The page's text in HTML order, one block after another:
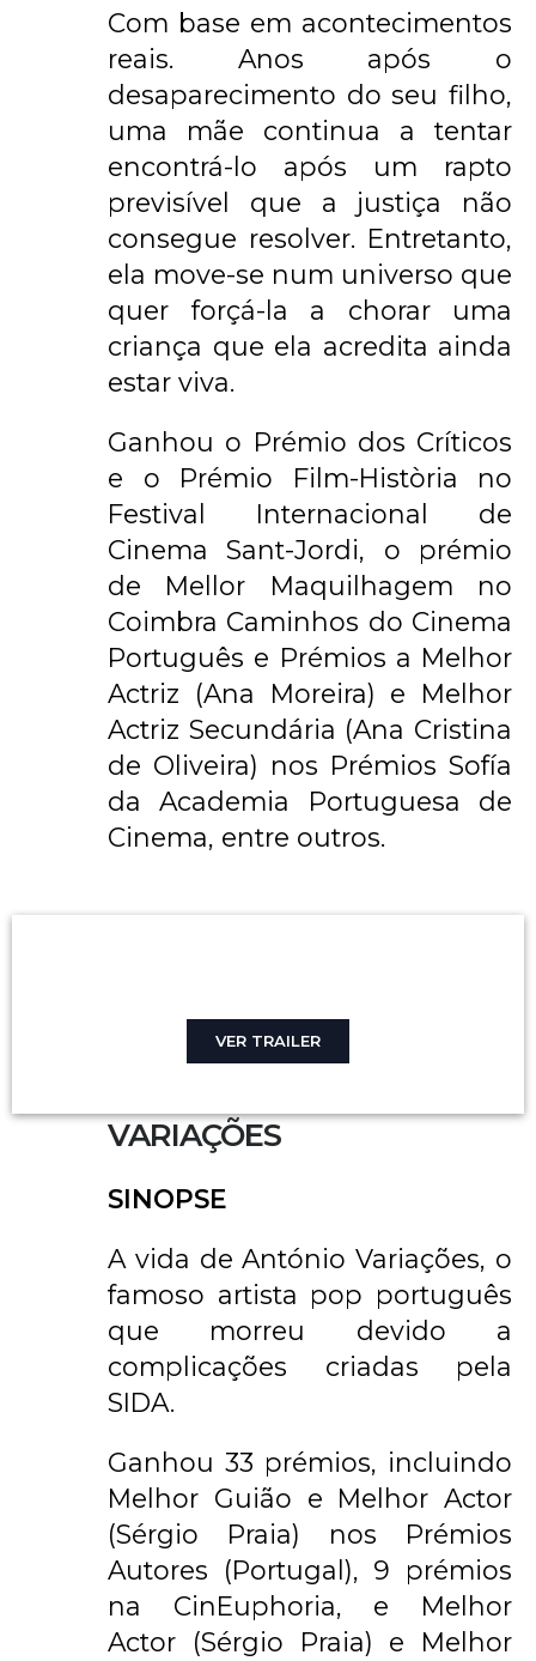
Com base em acontecimentos
reais. Anos após o
desaparecimento do seu filho,
uma mãe continua a tentar
encontrá-lo após um rapto
previsível que a justiça não
consegue resolver. Entretanto,
ela move-se num universo que
quer forçá-la a chorar uma
criança que ela acredita ainda
estar viva.
Ganhou o Prémio dos Críticos
e o Prémio Film-Història no
Festival Internacional de
Cinema Sant-Jordi, o prémio
de Mellor Maquilhagem no
Coimbra Caminhos do Cinema
Português e Prémios a Melhor
Actriz (Ana Moreira) e Melhor
Actriz Secundária (Ana Cristina
de Oliveira) nos Prémios Sofía
da Academia Portuguesa de
Cinema, entre outros.
VER TRAILER
VARIAÇÕES
SINOPSE
A vida de António Variações, o
famoso artista pop português
que morreu devido a
complicações criadas pela
SIDA.
Ganhou 33 prémios, incluindo
Melhor Guião e Melhor Actor
(Sérgio Praia) nos Prémios
Autores (Portugal), 9 prémios
na CinEuphoria, e Melhor
Actor (Sérgio Praia) e Melhor